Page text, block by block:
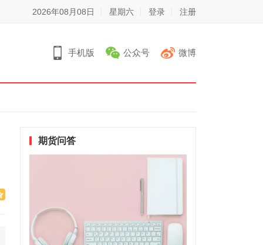
2026年08月08日 星期六 登录 注册
手机版 公众号 微博
期货问答